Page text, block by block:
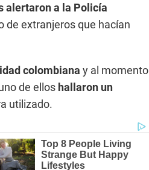
alertaron a la Policía
de extranjeros que hacían
colombiana y al momento
de ellos hallaron un
utilizado.